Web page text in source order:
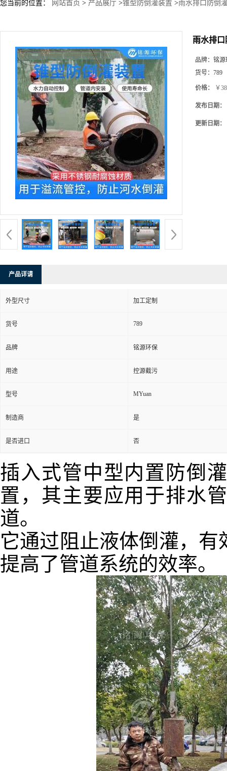
您当前的位置： 网站首页 > 产品展厅 >锥型防倒灌装置 >雨水排口防倒
雨水排
品牌： 铭源
货号： 789
价格： ￥
发布日期：
更新日期：
产品详请
外型尺寸 加工定制
货号 789
品牌 铭源环保
用途 控源截污
型号 MYuan
制造商 是
是否进口 否
插入式管中型内置防倒
置，其主要应用于排水
道。
它通过阻止液体倒灌，
提高了管道系统的效率。